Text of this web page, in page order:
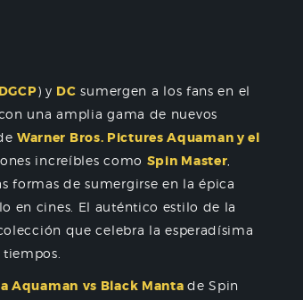
) y DC sumergen a los fans en el
una amplia gama de nuevos
Warner Bros. Pictures Aquaman y el
increíbles como Spin Master
formas de sumergirse en la épica
en cines. El auténtico estilo de la
que celebra la esperadísima
Aquaman vs Black Mantade Spin